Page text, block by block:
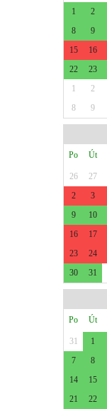
1 2
8
9
15
16
22
23
1
2
8
9
Po Út
26 27
2
3
9
10
16
17
23
24
30
31
Po Út
31 1
7
8
14
15
21
22